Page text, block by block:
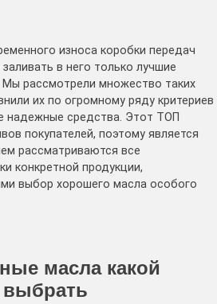
износа коробки передач
в него только лучшие
рассмотрели множество таких
их по огромному ряду критериев
надежные средства. Этот ТОП
покупателей, поэтому является
рассматриваются все
конкретной продукции,
выбор хорошего масла особого
масла какой